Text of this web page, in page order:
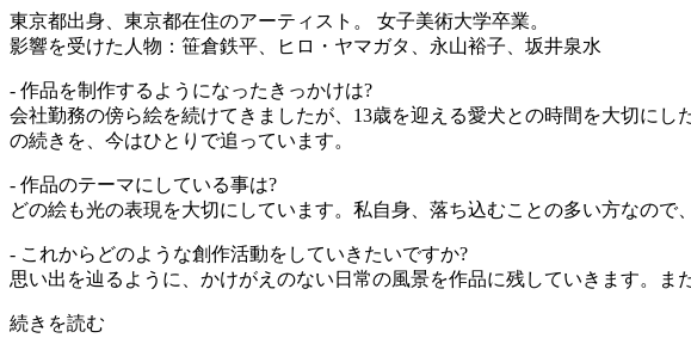
東京都出身、東京都在住のアーティスト。 女子美術大学卒業。
影響を受けた人物：笹倉鉄平、ヒロ・ヤマガタ、永山裕子、坂井泉水
- 作品を制作するようになったきっかけは?
会社勤務の傍ら絵を続けてきましたが、13歳を迎える愛犬との時間を大切に
の続きを、今はひとりで追っています。
- 作品のテーマにしている事は?
どの絵も光の表現を大切にしています。私自身、落ち込むことの多い方なの
- これからどのような創作活動をしていきたいですか?
思い出を辿るように、かけがえのない日常の風景を作品に残していきます。
続きを読む